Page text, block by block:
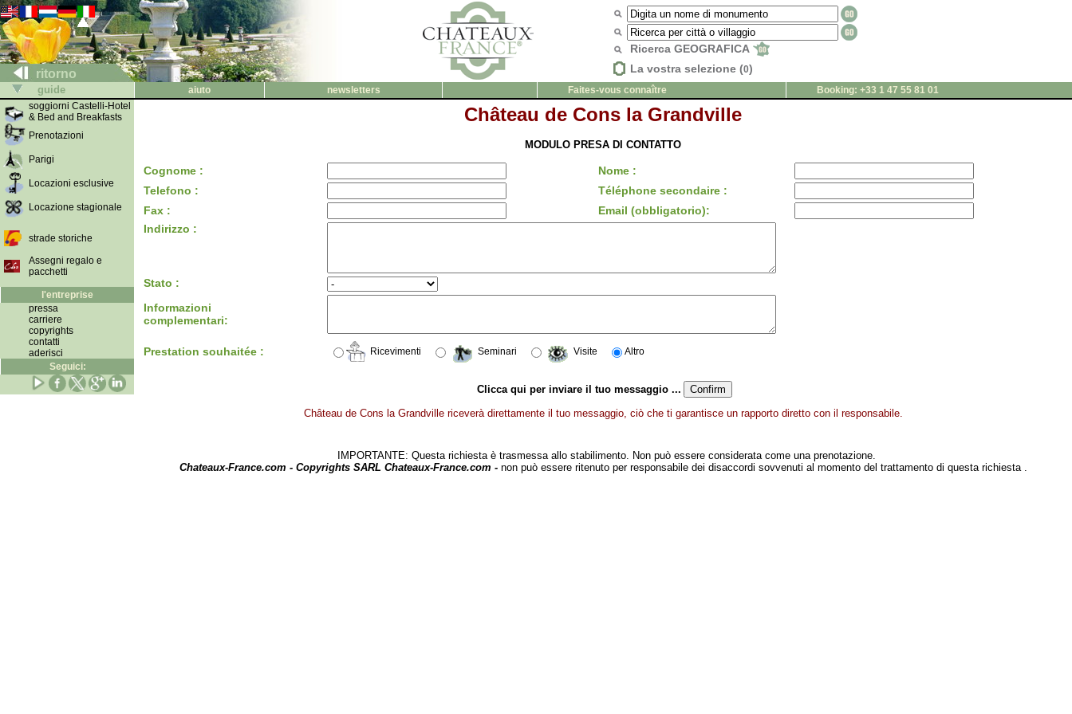
ritorno
Ricerca GEOGRAFICA
La vostra selezione (0)
guide aiuto newsletters Faites-vous connaître
Booking: +33 1 47 55 81 01
soggiorni Castelli-Hotel
& Bed and Breakfasts
Prenotazioni
Parigi
Locazioni esclusive
Locazione stagionale
strade storiche
Assegni regalo e
pacchetti
l'entreprise
pressa
carriere
copyrights
contatti
aderisci
Seguici:
Château de Cons la Grandville
MODULO PRESA DI CONTATTO
Cognome :
Nome :
Telefono :
Téléphone secondaire :
Fax :
Email (obbligatorio):
Indirizzo :
Stato :
Informazioni
complementari:
Prestation souhaitée : Ricevimenti Seminari Visite Altro
Clicca qui per inviare il tuo messaggio ...
Château de Cons la Grandville riceverà direttamente il tuo messaggio, ciò che ti garantisce un rapporto diretto con il responsabile.
IMPORTANTE: Questa richiesta è trasmessa allo stabilimento. Non può essere considerata come una prenotazione.
Chateaux-France.com - Copyrights SARL Chateaux-France.com - non può essere ritenuto per responsabile dei disaccordi sovvenuti al momento del trattamento di questa richiesta .